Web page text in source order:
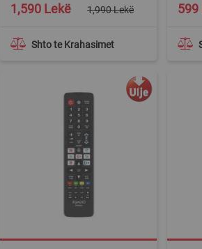
Shto te Krahasimet
Special
Price
1,590 Lekë 1,990 Lekë
Price
599